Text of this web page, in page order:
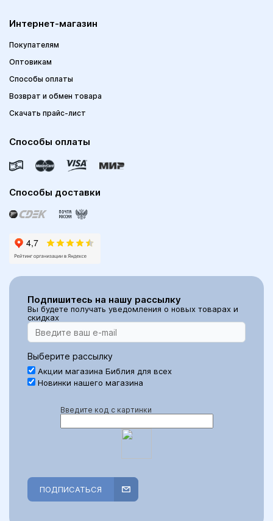
Интернет-магазин
Покупателям
Оптовикам
Способы оплаты
Возврат и обмен товара
Скачать прайс-лист
Способы оплаты
Способы доставки
Подпишитесь на нашу рассылку
Вы будете получать уведомления о новых товарах и
скидках
Выберите рассылку
Акции магазина Библия для всех
Новинки нашего магазина
Введите код с картинки
ПОДПИСАТЬСЯ